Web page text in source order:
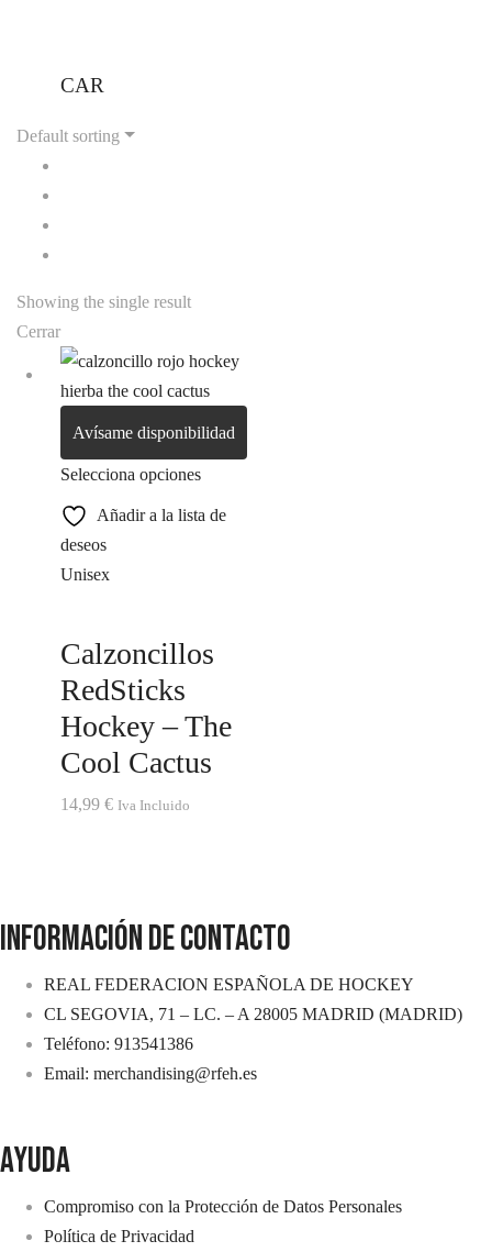
CAR
Default sorting
Showing the single result
Cerrar
Avísame disponibilidad
Selecciona opciones
Añadir a la lista de
deseos
Unisex
Calzoncillos
RedSticks
Hockey – The
Cool Cactus
14,99 € Iva Incluido
INFORMACIÓN DE CONTACTO
REAL FEDERACION ESPAÑOLA DE HOCKEY
CL SEGOVIA, 71 – LC. – A 28005 MADRID (MADRID)
Teléfono: 913541386
Email: merchandising@rfeh.es
AYUDA
Compromiso con la Protección de Datos Personales
Política de Privacidad